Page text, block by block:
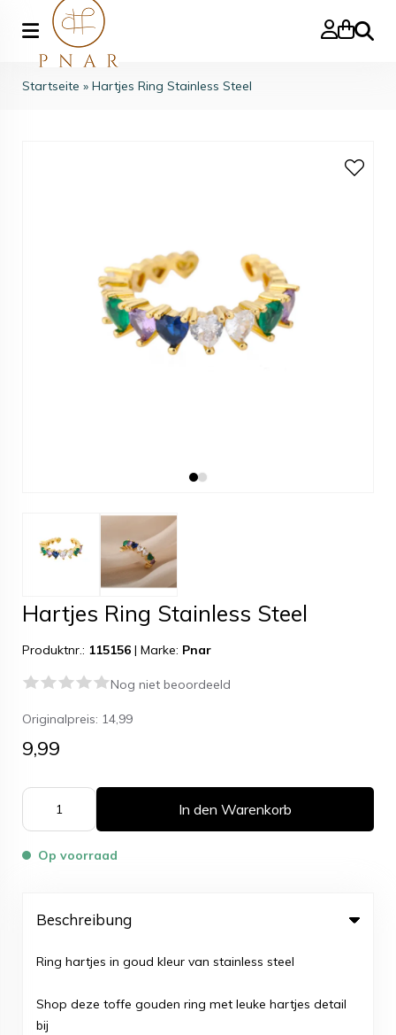
Suche
Startseite » Hartjes Ring Stainless Steel
Hartjes Ring Stainless Steel
Produktnr.: 115156 | Marke: Pnar
Nog niet beoordeeld
Originalpreis: 14,99
9,99
In den Warenkorb
Op voorraad
Beschreibung
Ring hartjes in goud kleur van stainless steel
Shop deze toffe gouden ring met leuke hartjes detail
bij